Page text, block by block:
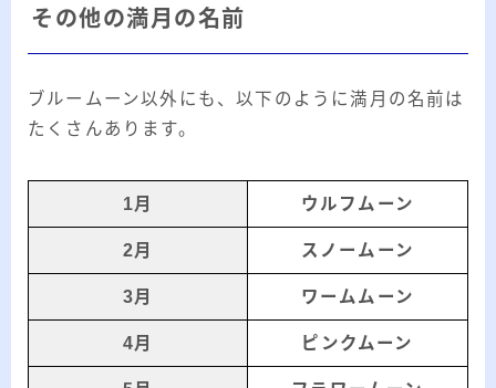
その他の満月の名前
ブルームーン以外にも、以下のように満月の名前は
たくさんあります。
1月 ウルフムーン
2月 スノームーン
3月 ワームムーン
4月 ピンクムーン